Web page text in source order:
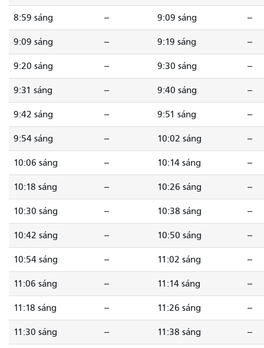
8:59 sáng -- 9:09 sáng --
9:09 sáng -- 9:19 sáng --
9:20 sáng -- 9:30 sáng --
9:31 sáng -- 9:40 sáng --
9:42 sáng -- 9:51 sáng --
9:54 sáng -- 10:02 sáng --
10:06 sáng -- 10:14 sáng --
10:18 sáng -- 10:26 sáng --
10:30 sáng -- 10:38 sáng --
10:42 sáng -- 10:50 sáng --
10:54 sáng -- 11:02 sáng --
11:06 sáng -- 11:14 sáng --
11:18 sáng -- 11:26 sáng --
11:30 sáng -- 11:38 sáng --